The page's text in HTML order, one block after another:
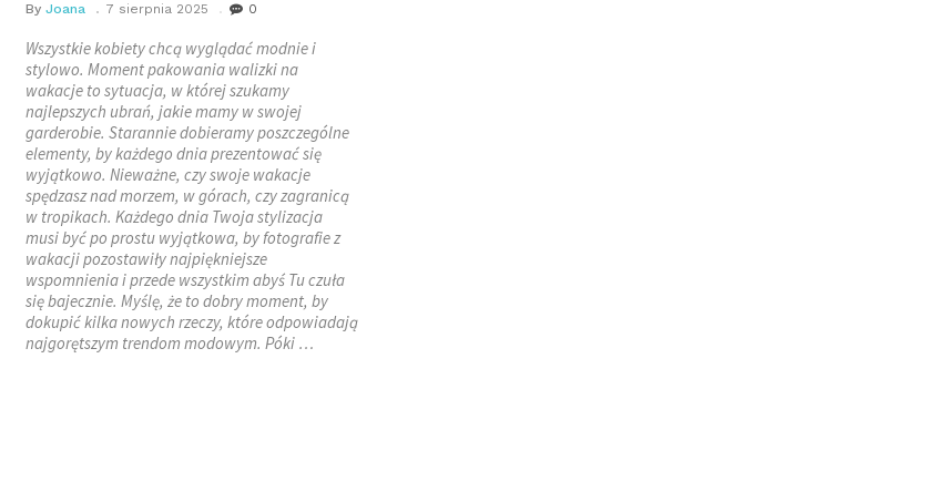
By Joana 7 sierpnia 2025 0
Wszystkie kobiety chcą wyglądać modnie i
stylowo. Moment pakowania walizki na
wakacje to sytuacja, w której szukamy
najlepszych ubrań, jakie mamy w swojej
garderobie. Starannie dobieramy poszczególne
elementy, by każdego dnia prezentować się
wyjątkowo. Nieważne, czy swoje wakacje
spędzasz nad morzem, w górach, czy zagranicą
w tropikach. Każdego dnia Twoja stylizacja
musi być po prostu wyjątkowa, by fotografie z
wakacji pozostawiły najpiękniejsze
wspomnienia i przede wszystkim abyś Tu czuła
się bajecznie. Myślę, że to dobry moment, by
dokupić kilka nowych rzeczy, które odpowiadają
najgorętszym trendom modowym. Póki …